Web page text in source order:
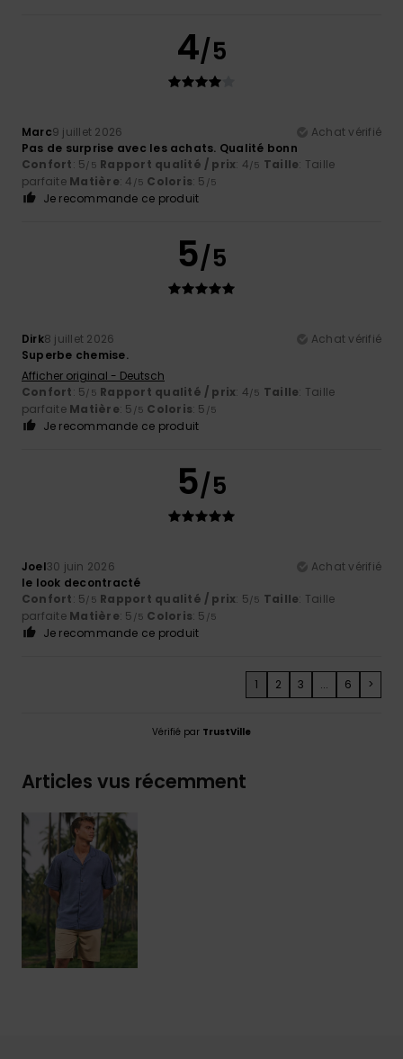
4/5
Marc9 juillet 2026
Achat vérifié
Pas de surprise avec les achats. Qualité bonn
Confort: 5/5 Rapport qualité / prix: 4/5 Taille: Taille
parfaite Matière: 4 /5 Coloris: 5 /5
Je recommande ce produit
5/5
Dirk8 juillet 2026
Achat vérifié
Superbe chemise.
Afficher original - Deutsch
Confort: 5/5 Rapport qualité / prix: 4/5 Taille: Taille
parfaite Matière: 5 /5 Coloris: 5 /5
Je recommande ce produit
5/5
Joel30 juin 2026
Achat vérifié
le look decontracté
Confort: 5/5 Rapport qualité / prix: 5/5 Taille: Taille
parfaite Matière: 5 /5 Coloris: 5 /5
Je recommande ce produit
1 2 3 ... 6 >
Vérifié par TrustVille
Articles vus récemment